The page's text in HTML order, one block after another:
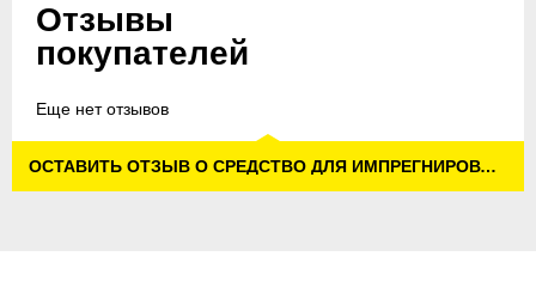
Отзывы
покупателей
Еще нет отзывов
ОСТАВИТЬ ОТЗЫВ О СРЕДСТВО ДЛЯ ИМПРЕГНИРОВАНИЯ КОВРОВ CARPETPRO RM 762